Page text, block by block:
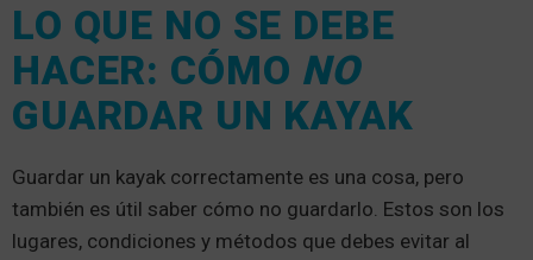
LO QUE NO SE DEBE
HACER: CÓMO NO
GUARDAR UN KAYAK
Guardar un kayak correctamente es una cosa, pero
también es útil saber cómo no guardarlo. Estos son los
lugares, condiciones y métodos que debes evitar al